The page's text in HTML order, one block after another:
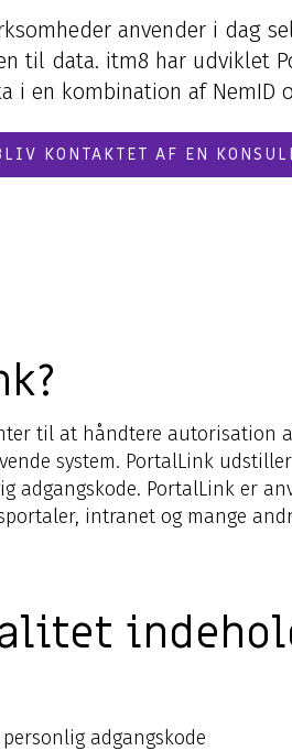
anvender i dag
til data. itm8 har udviklet
en kombination af NemID
KONTAKTET AF EN
til at håndtere autorisation
system. PortalLink
adgangskode. PortalLink er
intranet og mange
adgangskode